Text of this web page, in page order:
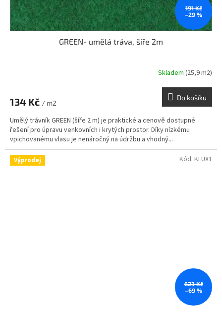
191 Kč
–29 %
GREEN- umělá tráva, šíře 2m
Skladem (25,9 m2)
134 Kč / m2
Do košíku
Umělý trávník GREEN (šíře 2 m) je praktické a cenově dostupné
řešení pro úpravu venkovních i krytých prostor. Díky nízkému
vpichovanému vlasu je nenáročný na údržbu a vhodný...
Výprodej
623 Kč
–69 %
Kód: KLUX1